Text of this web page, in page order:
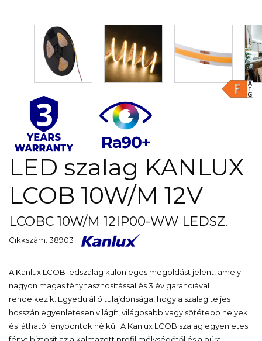
LED szalag KANLUX
LCOB 10W/M 12V
LCOBC 10W/M 12IP00-WW LEDSZ.
Cikkszám: 38903
A Kanlux LCOB ledszalag különleges megoldást jelent, amely
nagyon magas fényhasznosítással és 3 év garanciával
rendelkezik. Egyedülálló tulajdonsága, hogy a szalag teljes
hosszán egyenletesen világít, világosabb vagy sötétebb helyek
és látható fénypontok nélkül. A Kanlux LCOB szalag egyenletes